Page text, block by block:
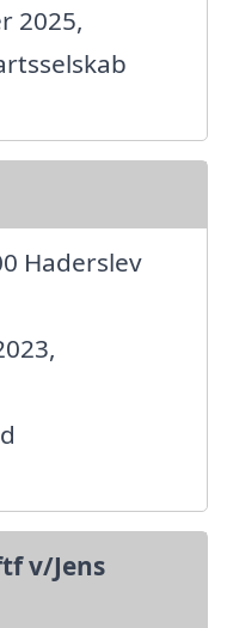
2025,
Haderslev
v/Jens